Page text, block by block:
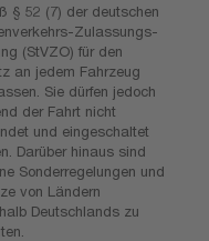
§ 52 (7) der deutschen
Zulassungs-
(StVZO) für den
an jedem Fahrzeug
Sie dürfen jedoch
der Fahrt nicht
und eingeschaltet
Darüber hinaus sind
Sonderregelungen und
von Ländern
Deutschlands zu